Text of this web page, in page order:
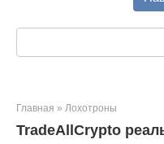
Главная » Лохотроны
TradeAllCrypto